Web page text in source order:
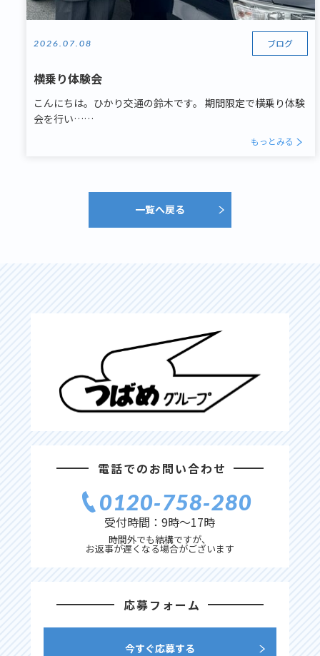
2026.07.08 ブログ
横乗り体験会
こんにちは。ひかり交通の鈴木です。 期間限定で横乗り体験
会を行い……
もっとみる
一覧へ戻る
電話でのお問い合わせ
0120‐758‐280
受付時間：9時〜17時
時間外でも結構ですが、
お返事が遅くなる場合がございます
応募フォーム
今すぐ応募する